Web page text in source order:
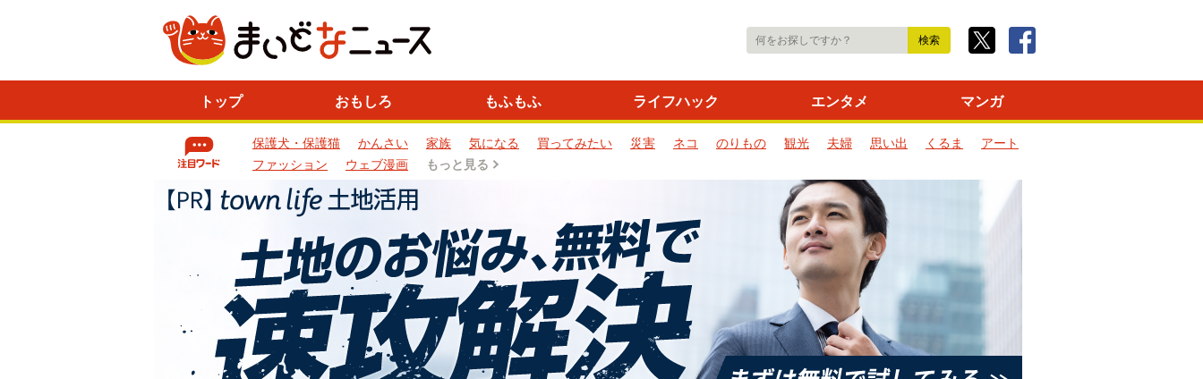
トップ おもしろ もふもふ ライフハック エンタメ マンガ
保護犬・保護猫 かんさい 家族 気になる 買ってみたい 災害 ネコ のりもの 観光 夫婦 思い出 くるま
アート
ファッション
ウェブ漫画 もっと見る